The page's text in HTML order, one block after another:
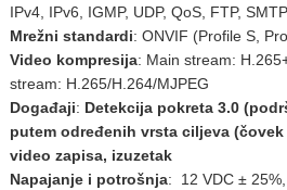
IPv4, IPv6, IGMP, UDP, QoS, FTP, SMTP
Mrežni standardi: ONVIF (Profile S,
Video kompresija: Main stream:
stream: H.265/H.264/MJPEG
Događaji: Detekcija pokreta 3.0
putem određenih vrsta ciljeva
video zapisa, izuzetak
Napajanje i potrošnja: 12 VDC ±